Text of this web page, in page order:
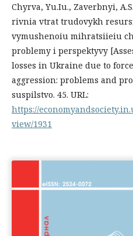
Chyrva, Yu.Iu., Zaverbnyi,
rivnia vtrat trudovykh
vymushenoiu mihratsiieiu
problemy i perspektyvy
losses in Ukraine due to
aggression: problems and
suspilstvo. 45. URL:
https://
view/1931